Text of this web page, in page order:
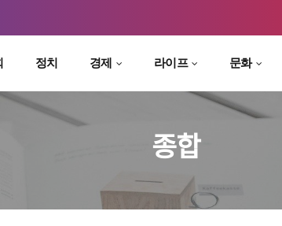
정치 경제 라이프 문화
종합